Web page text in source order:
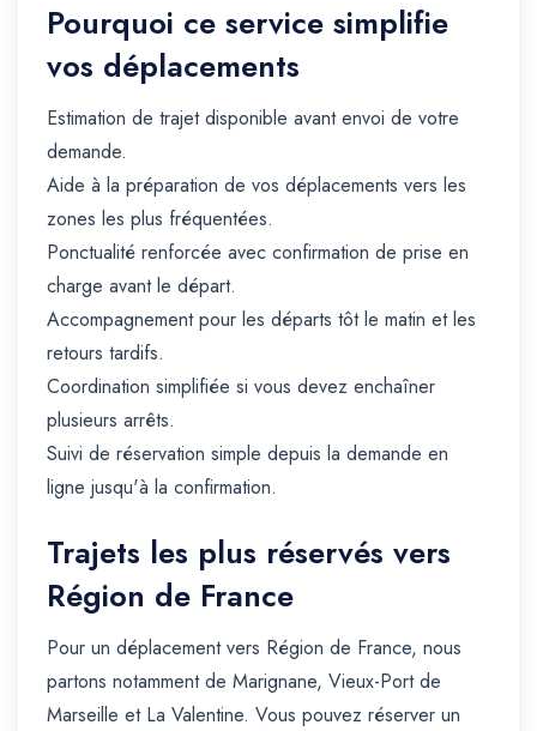
Pourquoi ce service simplifie
vos déplacements
Estimation de trajet disponible avant envoi de votre
demande.
Aide à la préparation de vos déplacements vers les
zones les plus fréquentées.
Ponctualité renforcée avec confirmation de prise en
charge avant le départ.
Accompagnement pour les départs tôt le matin et les
retours tardifs.
Coordination simplifiée si vous devez enchaîner
plusieurs arrêts.
Suivi de réservation simple depuis la demande en
ligne jusqu'à la confirmation.
Trajets les plus réservés vers
Région de France
Pour un déplacement vers Région de France, nous
partons notamment de Marignane, Vieux-Port de
Marseille et La Valentine. Vous pouvez réserver un